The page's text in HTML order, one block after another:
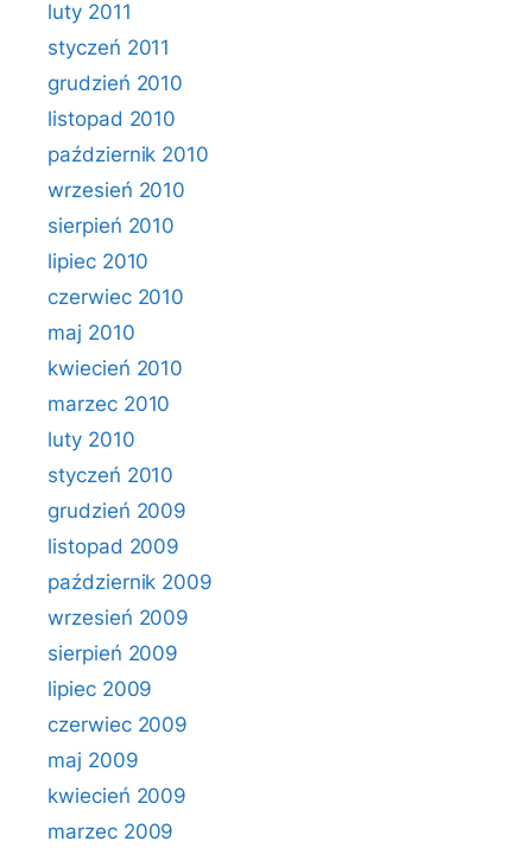
luty 2011
styczeń 2011
grudzień 2010
listopad 2010
październik 2010
wrzesień 2010
sierpień 2010
lipiec 2010
czerwiec 2010
maj 2010
kwiecień 2010
marzec 2010
luty 2010
styczeń 2010
grudzień 2009
listopad 2009
październik 2009
wrzesień 2009
sierpień 2009
lipiec 2009
czerwiec 2009
maj 2009
kwiecień 2009
marzec 2009